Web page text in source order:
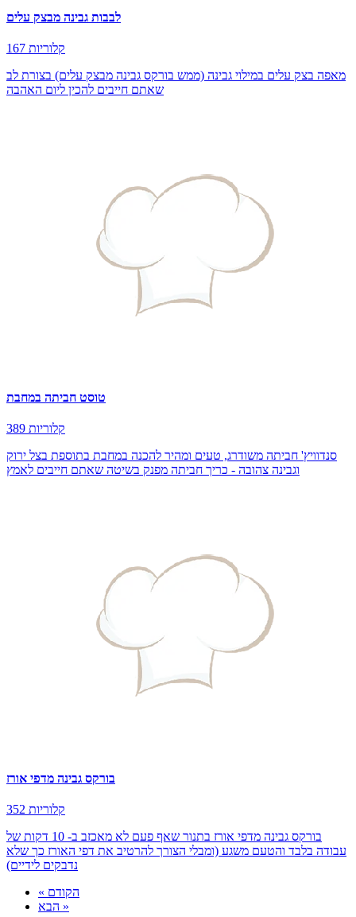
לבבות גבינה מבצק עלים
167 קלוריות
מאפה בצק עלים במילוי גבינה (ממש בורקס גבינה מבצק עלים) בצורת לב
שאתם חייבים להכין ליום האהבה
טוסט חביתה במחבת
389 קלוריות
סנדוויץ' חביתה משודרג, טעים ומהיר להכנה במחבת בתוספת בצל ירוק
וגבינה צהובה - כריך חביתה מפנק בשיטה שאתם חייבים לאמץ
בורקס גבינה מדפי אורז
352 קלוריות
בורקס גבינה מדפי אורז בתנור שאף פעם לא מאכזב ב- 10 דקות של
עבודה בלבד והטעם משגע (ומבלי הצורך להרטיב את דפי האורז כך שלא
נדבקים לידיים)
« הקודם
הבא »